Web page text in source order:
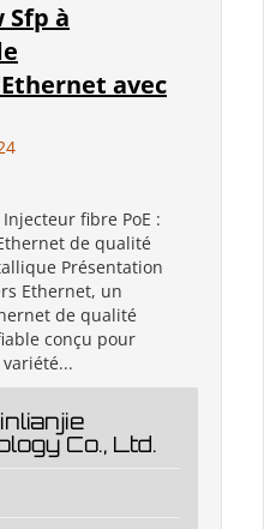
Sfp à
avec
fibre PoE :
de qualité
Présentation
Ethernet, un
de qualité
conçu pour
Co., Ltd.